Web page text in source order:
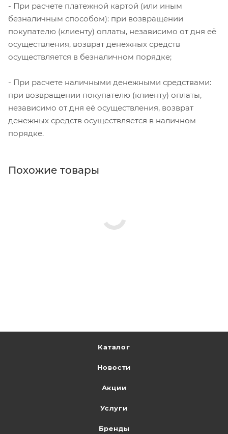
- При расчете платежной картой (или иным
безналичным способом): при возвращении
покупателю (клиенту) оплаты, независимо от дня её
осуществления, возврат денежных средств
осуществляется в безналичном порядке;
- При расчете наличными денежными средствами:
при возвращении покупателю (клиенту) оплаты,
независимо от дня её осуществления, возврат
денежных средств осуществляется в наличном
порядке.
Похожие товары
Каталог
Новости
Акции
Услуги
Бренды